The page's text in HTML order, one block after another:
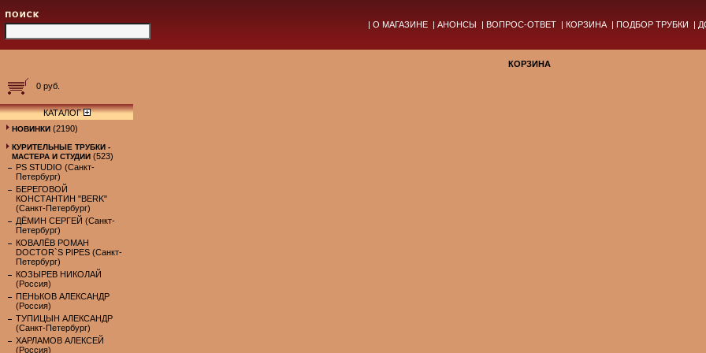
| О МАГАЗИНЕ | АНОНСЫ | ВОПРОС-ОТВЕТ | КОРЗИНА | ПОДБОР ТРУБКИ |
КОРЗИНА
0 руб.
КАТАЛОГ
НОВИНКИ (2190)
КУРИТЕЛЬНЫЕ ТРУБКИ -
МАСТЕРА И СТУДИИ (523)
PS STUDIO (Санкт-
Петербург)
БЕРЕГОВОЙ
КОНСТАНТИН "BERK"
(Санкт-Петербург)
ДЁМИН СЕРГЕЙ (Санкт-
Петербург)
КОВАЛЁВ РОМАН
DOCTOR`S PIPES (Санкт-
Петербург)
КОЗЫРЕВ НИКОЛАЙ
(Россия)
ПЕНЬКОВ АЛЕКСАНДР
(Россия)
ТУПИЦЫН АЛЕКСАНДР
(Санкт-Петербург)
ХАРЛАМОВ АЛЕКСЕЙ
(Россия)